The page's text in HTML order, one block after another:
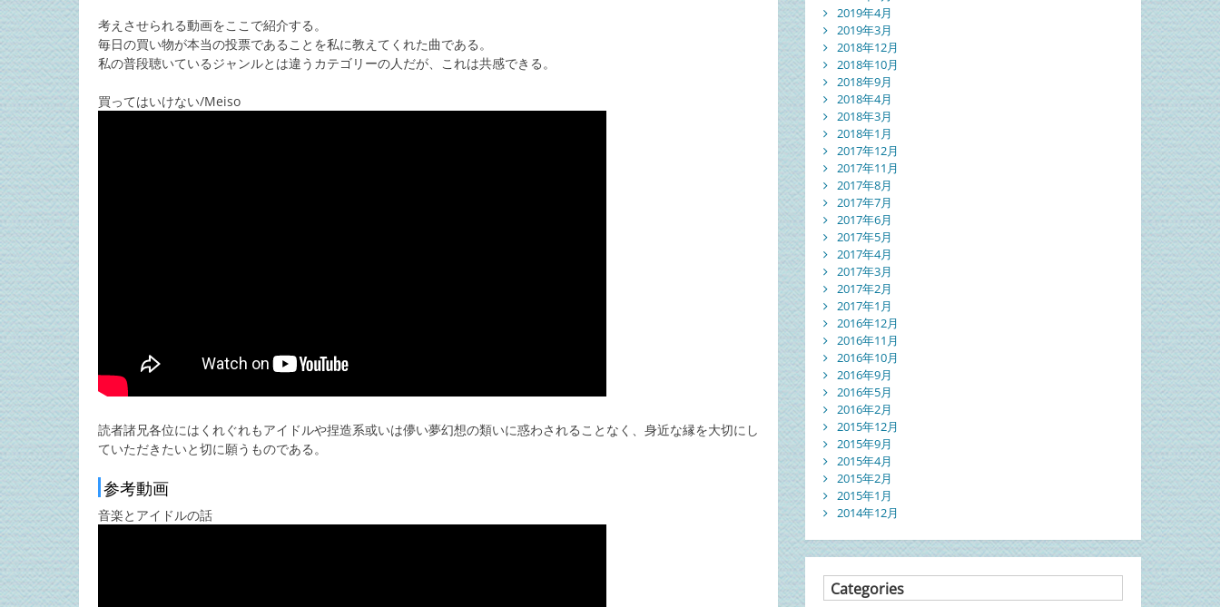
考えさせられる動画をここで紹介する。
毎日の買い物が本当の投票であることを私に教えてくれた曲である。
私の普段聴いているジャンルとは違うカテゴリーの人だが、これは共感できる。
買ってはいけない/Meiso
読者諸兄各位にはくれぐれもアイドルや捏造系或いは儚い夢幻想の類いに惑わされることなく、身近な縁を大切にし
ていただきたいと切に願うものである。
参考動画
音楽とアイドルの話
2019年4月
2019年3月
2018年12月
2018年10月
2018年9月
2018年4月
2018年3月
2018年1月
2017年12月
2017年11月
2017年8月
2017年7月
2017年6月
2017年5月
2017年4月
2017年3月
2017年2月
2017年1月
2016年12月
2016年11月
2016年10月
2016年9月
2016年5月
2016年2月
2015年12月
2015年9月
2015年4月
2015年2月
2015年1月
2014年12月
Categories